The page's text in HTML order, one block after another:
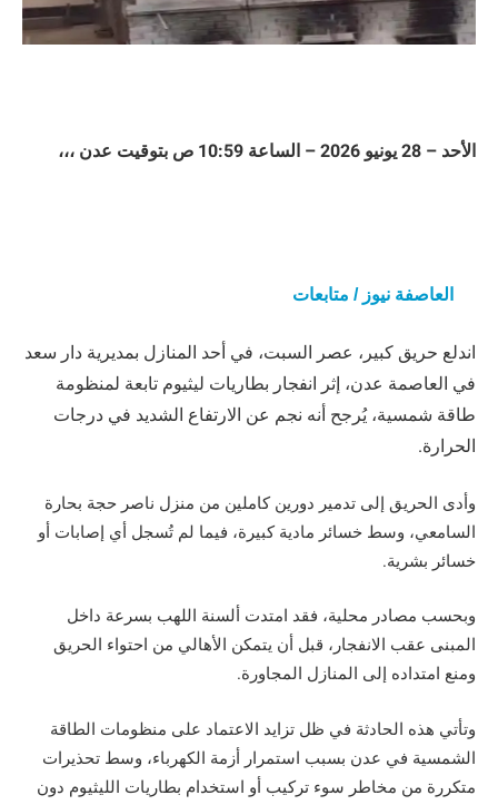
الأحد – 28 يونيو 2026 – الساعة 10:59 ص بتوقيت عدن ،،،
العاصفة نيوز / متابعات
اندلع حريق كبير، عصر السبت، في أحد المنازل بمديرية دار سعد
في العاصمة عدن، إثر انفجار بطاريات ليثيوم تابعة لمنظومة
طاقة شمسية، يُرجح أنه نجم عن الارتفاع الشديد في درجات
الحرارة.
وأدى الحريق إلى تدمير دورين كاملين من منزل ناصر حجة بحارة
السامعي، وسط خسائر مادية كبيرة، فيما لم تُسجل أي إصابات أو
خسائر بشرية.
وبحسب مصادر محلية، فقد امتدت ألسنة اللهب بسرعة داخل
المبنى عقب الانفجار، قبل أن يتمكن الأهالي من احتواء الحريق
ومنع امتداده إلى المنازل المجاورة.
وتأتي هذه الحادثة في ظل تزايد الاعتماد على منظومات الطاقة
الشمسية في عدن بسبب استمرار أزمة الكهرباء، وسط تحذيرات
متكررة من مخاطر سوء تركيب أو استخدام بطاريات الليثيوم دون